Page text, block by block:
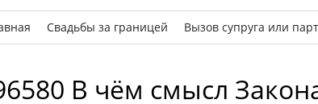
Свадьбы за границей Вызов супруга или
В чём смысл